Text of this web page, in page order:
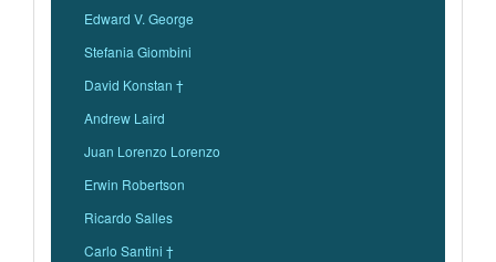
Edward V. George
Stefania Giombini
David Konstan †
Andrew Laird
Juan Lorenzo Lorenzo
Erwin Robertson
Ricardo Salles
Carlo Santini †